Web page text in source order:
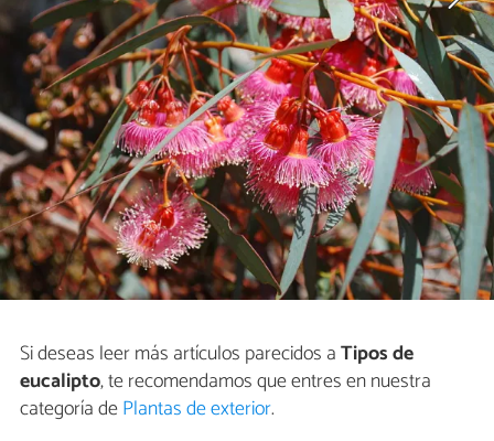
Si deseas leer más artículos parecidos aTipos de
eucalipto, te recomendamos que entres en nuestra
categoría dePlantas de exterior.